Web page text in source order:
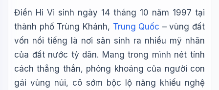
Điền Hi Vi sinh ngày 14 tháng 10 năm 1997 tại
thành phố Trùng Khánh, Trung Quốc – vùng đất
vốn nổi tiếng là nơi sản sinh ra nhiều mỹ nhân
của đất nước tỷ dân. Mang trong mình nét tính
cách thẳng thắn, phóng khoáng của người con
gái vùng núi, cô sớm bộc lộ năng khiếu nghệ